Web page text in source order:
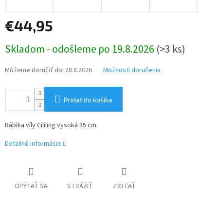
€44,95
cena:
Skladom - odošleme po 19.8.2026 (>3 ks)
Môžeme doručiť do: 28.8.2026 Možnosti doručenia
Pridať do košíka
Bábika víly Cililing vysoká 35 cm.
Detailné informácie
OPÝTAŤ SA STRÁŽIŤ ZDIEĽAŤ